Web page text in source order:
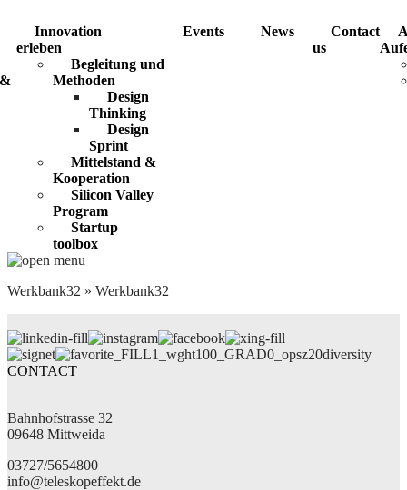
Innovation
erleben
Begleitung und
Methoden
Design
Thinking
Design
Sprint
Mittelstand &
Kooperation
Silicon Valley
Program
Startup
toolbox
Events News
Contact
us
Werkbank32 » Werkbank32
diversity
CONTACT
Bahnhofstrasse 32
09648 Mittweida
03727/5654800
info@teleskopeffekt.de